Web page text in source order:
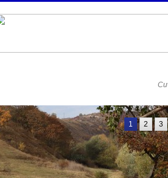
1 2 3